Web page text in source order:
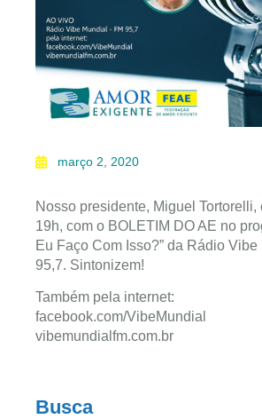
março 2, 2020
Nosso presidente, Miguel Tortorelli,
19h, com o BOLETIM DO AE no
Eu Faço Com Isso?” da Rádio Vibe
95,7. Sintonizem!
Também pela internet:
facebook.com/VibeMundial
vibemundialfm.com.br
Busca